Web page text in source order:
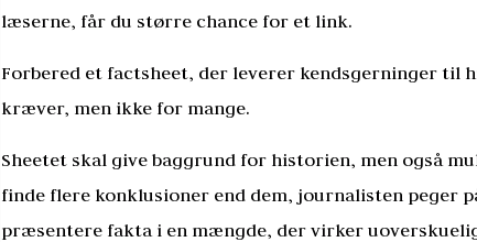
læserne, får du større chance for et link.
Forbered et factsheet, der leverer kendsgerninger til
kræver, men ikke for mange.
Sheetet skal give baggrund for historien, men også
finde flere konklusioner end dem, journalisten peger
præsentere fakta i en mængde, der virker